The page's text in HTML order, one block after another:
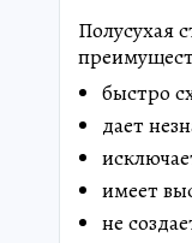
Полусухая
быстро
дает
имеет
не